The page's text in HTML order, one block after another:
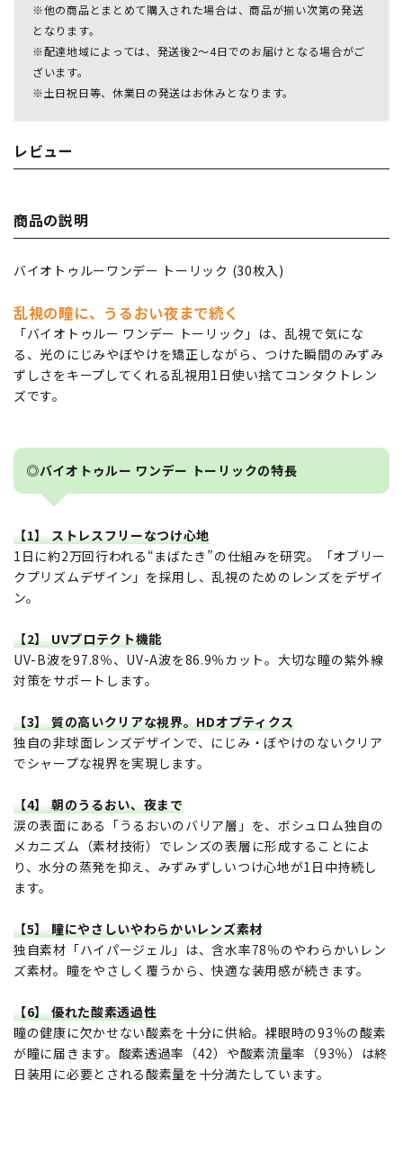
※他の商品とまとめて購入された場合は、商品が揃い次第の発送
となります。
※配達地域によっては、発送後2～4日でのお届けとなる場合がご
ざいます。
※土日祝日等、休業日の発送はお休みとなります。
レビュー
商品の説明
バイオトゥルーワンデー トーリック (30枚入)
乱視の瞳に、うるおい夜まで続く
「バイオトゥルー ワンデー トーリック」は、乱視で気にな
る、光のにじみやぼやけを矯正しながら、つけた瞬間のみずみ
ずしさをキープしてくれる乱視用1日使い捨てコンタクトレン
ズです。
◎バイオトゥルー ワンデー トーリックの特長
【1】 ストレスフリーなつけ心地
1日に約2万回行われる“まばたき”の仕組みを研究。「オブリー
クプリズムデザイン」を採用し、乱視のためのレンズをデザイ
ン。
【2】 UVプロテクト機能
UV-B波を97.8％、UV-A波を86.9％カット。大切な瞳の紫外線
対策をサポートします。
【3】 質の高いクリアな視界。HDオプティクス
独自の非球面レンズデザインで、にじみ・ぼやけのないクリア
でシャープな視界を実現します。
【4】 朝のうるおい、夜まで
涙の表面にある「うるおいのバリア層」を、ボシュロム独自の
メカニズム（素材技術）でレンズの表層に形成することによ
り、水分の蒸発を抑え、みずみずしいつけ心地が1日中持続し
ます。
【5】 瞳にやさしいやわらかいレンズ素材
独自素材「ハイパージェル」は、含水率78％のやわらかいレン
ズ素材。瞳をやさしく覆うから、快適な装用感が続きます。
【6】 優れた酸素透過性
瞳の健康に欠かせない酸素を十分に供給。裸眼時の93％の酸素
が瞳に届きます。酸素透過率（42）や酸素流量率（93％）は終
日装用に必要とされる酸素量を十分満たしています。